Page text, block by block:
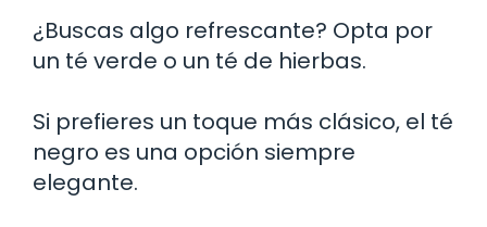
¿Buscas algo refrescante? Opta por
un té verde o un té de hierbas.
Si prefieres un toque más clásico, el té
negro es una opción siempre
elegante.